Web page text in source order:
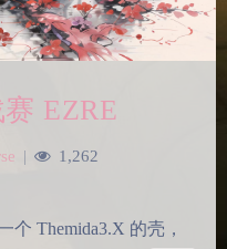
Sans Serif
日落 暗化 灰度
EZRE
|
1,262
Themida3.X 的壳，